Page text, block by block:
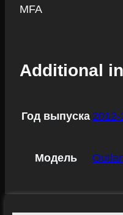
MFA
Additional
Год выпуска
Модель